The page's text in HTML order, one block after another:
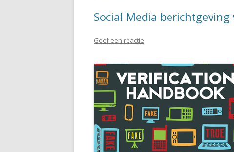
Social Media
Geef een reactie